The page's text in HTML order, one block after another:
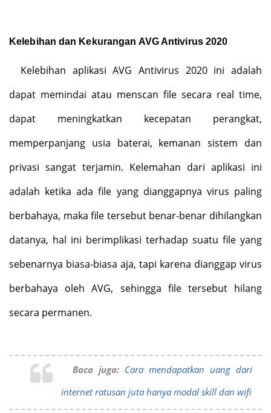
Kelebihan dan Kekurangan AVG Antivirus 2020
Kelebihan aplikasi AVG Antivirus 2020 ini adalah
dapat memindai atau menscan file secara real time,
dapat meningkatkan kecepatan perangkat,
memperpanjang usia baterai, kemanan sistem dan
privasi sangat terjamin. Kelemahan dari aplikasi ini
adalah ketika ada file yang dianggapnya virus paling
berbahaya, maka file tersebut benar-benar dihilangkan
datanya, hal ini berimplikasi terhadap suatu file yang
sebenarnya biasa-biasa aja, tapi karena dianggap virus
berbahaya oleh AVG, sehingga file tersebut hilang
secara permanen.
Baca juga: Cara mendapatkan uang dari
internet ratusan juta hanya modal skill dan wifi